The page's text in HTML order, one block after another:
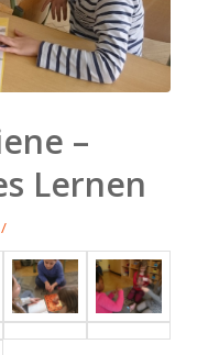
–
Lernen
/